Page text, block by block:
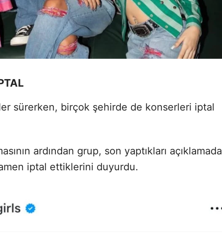
sürerken, birçok şehirde de konserleri iptal
ardından grup, son yaptıkları açıklamada
iptal ettiklerini duyurdu.